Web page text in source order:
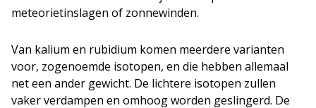
meteorietinslagen of zonnewinden.
Van kalium en rubidium komen meerdere varianten
voor, zogenoemde isotopen, en die hebben allemaal
net een ander gewicht. De lichtere isotopen zullen
vaker verdampen en omhoog worden geslingerd. De